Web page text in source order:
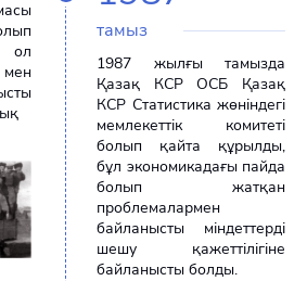
ол
мен
тамыз
1987 жылғы тамызда
Қазақ КСР ОСБ Қазақ
КСР Статистика жөніндегі
мемлекеттік комитеті
болып қайта құрылды,
бұл экономикадағы пайда
болып жатқан
проблемалармен
байланысты міндеттерді
шешу қажеттілігіне
байланысты болды.